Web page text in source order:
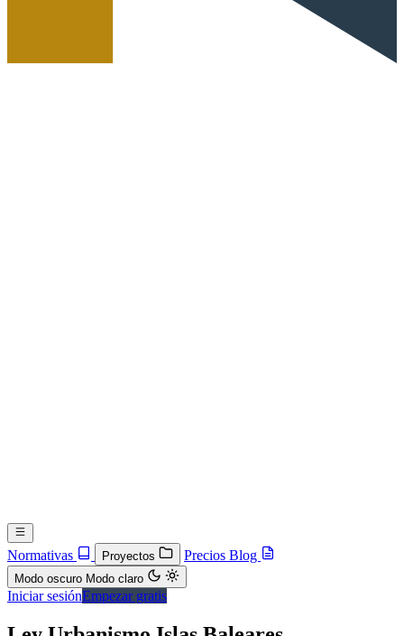
Normativas Proyectos Precios Blog
Modo oscuro Modo claro
Iniciar sesiónEmpezar gratis